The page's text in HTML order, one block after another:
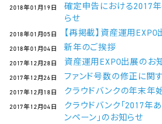
2018年01月19日
確定申告における2017
らせ
2018年01月05日 【再掲載】資産運用
2018年01月04日 新年のご挨拶
2017年12月28日 資産運用EXPO出展のお
2017年12月26日 ファンド号数の修正に関
2017年12月18日 クラウドバンクの年末年
2017年12月04日
クラウドバンク「2017年
ンペーン」のお知らせ